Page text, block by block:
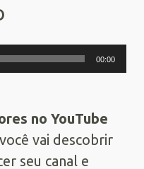
00:00
no YouTube
vai descobrir
seu canal e